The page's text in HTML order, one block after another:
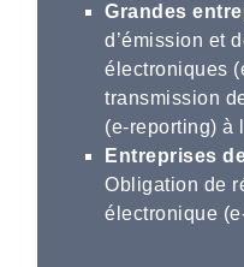
Grandes
d’émission et
électroniques
transmission
(e-reporting) à
Entreprises
Obligation de
électronique